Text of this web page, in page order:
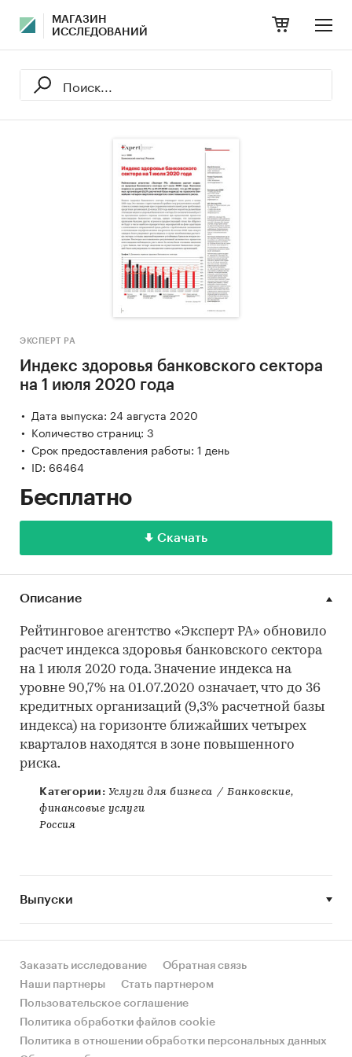
МАГАЗИН
ИССЛЕДОВАНИЙ
ЭКСПЕРТ РА
Индекс здоровья банковского сектора
на 1 июля 2020 года
Дата выпуска: 24 августа 2020
Количество страниц: 3
Срок предоставления работы: 1 день
ID: 66464
Бесплатно
Скачать
Описание
Рейтинговое агентство «Эксперт РА» обновило
расчет индекса здоровья банковского сектора
на 1 июля 2020 года. Значение индекса на
уровне 90,7% на 01.07.2020 означает, что до 36
кредитных организаций (9,3% расчетной базы
индекса) на горизонте ближайших четырех
кварталов находятся в зоне повышенного
риска.
Категории: Услуги для бизнеса / Банковские,
финансовые услуги
Россия
Выпуски
Заказать исследование
Обратная связь
Наши партнеры
Стать партнером
Пользовательское соглашение
Политика обработки файлов cookie
Политика в отношении обработки персональных данных